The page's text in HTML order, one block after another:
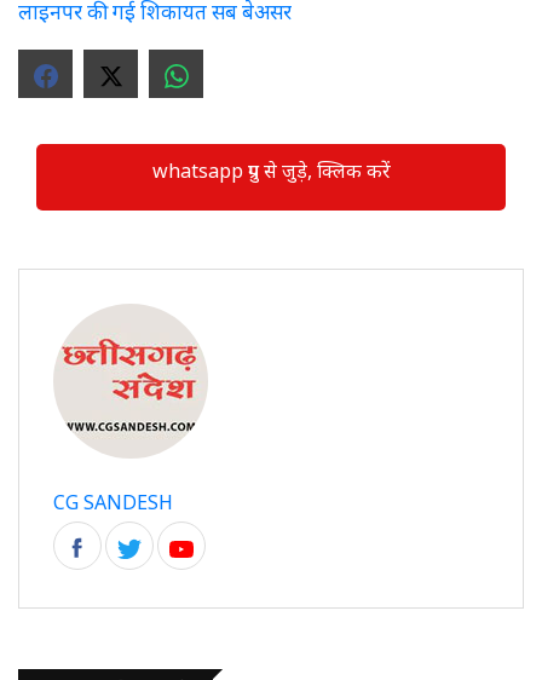
लाइनपर की गई शिकायत सब बेअसर
whatsapp ग्रुप से जुड़े, क्लिक करें
CG SANDESH